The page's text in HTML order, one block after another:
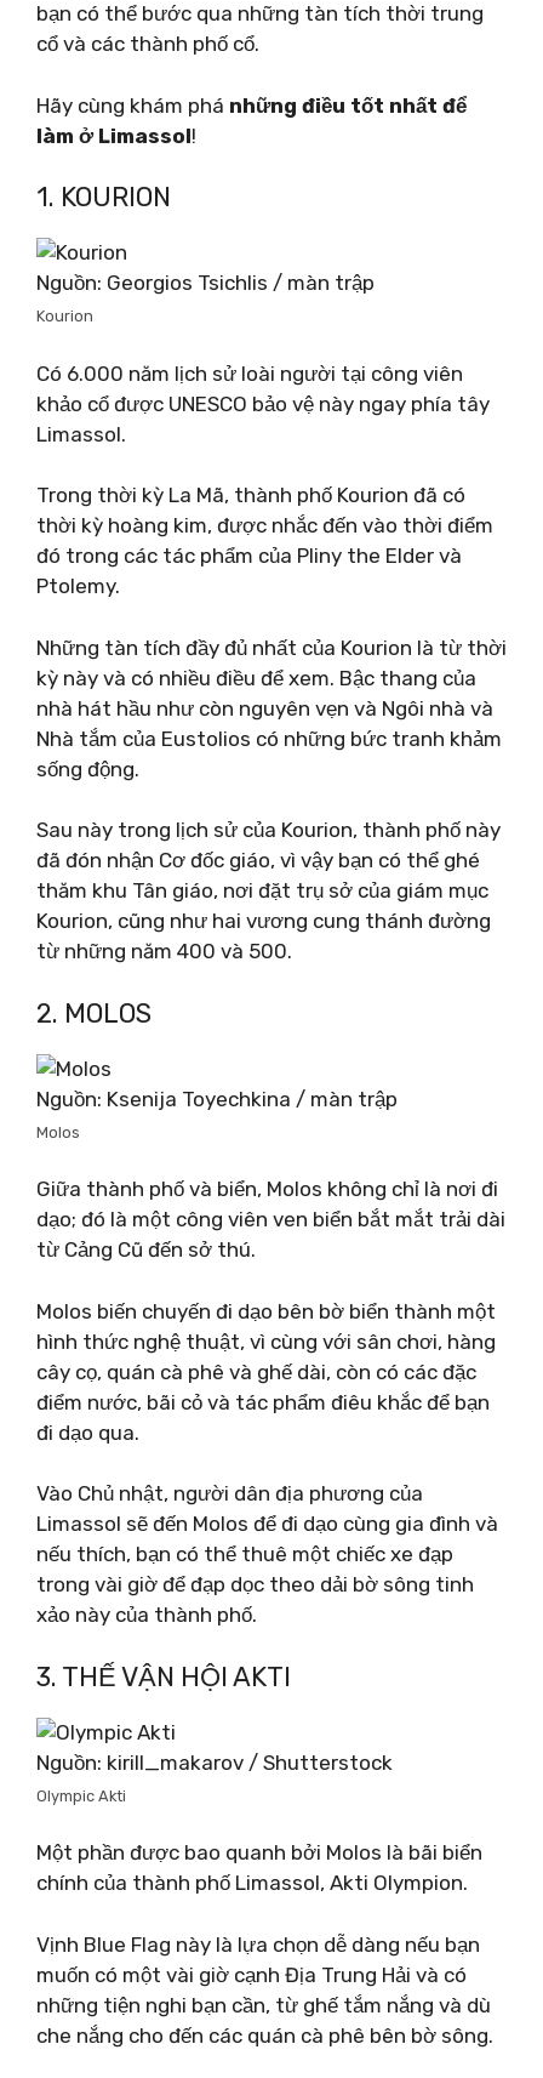
bạn có thể bước qua những tàn tích thời trung
cổ và các thành phố cổ.
Hãy cùng khám phá những điều tốt nhất để
làm ở Limassol!
1. KOURION
Nguồn: Georgios Tsichlis / màn trập
Kourion
Có 6.000 năm lịch sử loài người tại công viên
khảo cổ được UNESCO bảo vệ này ngay phía tây
Limassol.
Trong thời kỳ La Mã, thành phố Kourion đã có
thời kỳ hoàng kim, được nhắc đến vào thời điểm
đó trong các tác phẩm của Pliny the Elder và
Ptolemy.
Những tàn tích đầy đủ nhất của Kourion là từ thời
kỳ này và có nhiều điều để xem. Bậc thang của
nhà hát hầu như còn nguyên vẹn và Ngôi nhà và
Nhà tắm của Eustolios có những bức tranh khảm
sống động.
Sau này trong lịch sử của Kourion, thành phố này
đã đón nhận Cơ đốc giáo, vì vậy bạn có thể ghé
thăm khu Tân giáo, nơi đặt trụ sở của giám mục
Kourion, cũng như hai vương cung thánh đường
từ những năm 400 và 500.
2. MOLOS
Nguồn: Ksenija Toyechkina / màn trập
Molos
Giữa thành phố và biển, Molos không chỉ là nơi đi
dạo; đó là một công viên ven biển bắt mắt trải dài
từ Cảng Cũ đến sở thú.
Molos biến chuyến đi dạo bên bờ biển thành một
hình thức nghệ thuật, vì cùng với sân chơi, hàng
cây cọ, quán cà phê và ghế dài, còn có các đặc
điểm nước, bãi cỏ và tác phẩm điêu khắc để bạn
đi dạo qua.
Vào Chủ nhật, người dân địa phương của
Limassol sẽ đến Molos để đi dạo cùng gia đình và
nếu thích, bạn có thể thuê một chiếc xe đạp
trong vài giờ để đạp dọc theo dải bờ sông tinh
xảo này của thành phố.
3. THẾ VẬN HỘI AKTI
Nguồn: kirill_makarov / Shutterstock
Olympic Akti
Một phần được bao quanh bởi Molos là bãi biển
chính của thành phố Limassol, Akti Olympion.
Vịnh Blue Flag này là lựa chọn dễ dàng nếu bạn
muốn có một vài giờ cạnh Địa Trung Hải và có
những tiện nghi bạn cần, từ ghế tắm nắng và dù
che nắng cho đến các quán cà phê bên bờ sông.